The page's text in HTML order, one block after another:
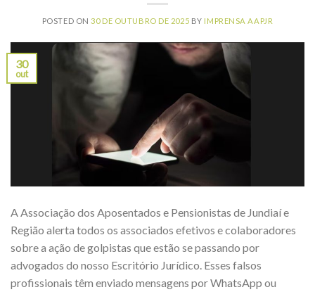
POSTED ON30 DE OUTUBRO DE 2025 BY IMPRENSA AAPJR
30
out
A Associação dos Aposentados e Pensionistas de Jundiaí e
Região alerta todos os associados efetivos e colaboradores
sobre a ação de golpistas que estão se passando por
advogados do nosso Escritório Jurídico. Esses falsos
profissionais têm enviado mensagens por WhatsApp ou